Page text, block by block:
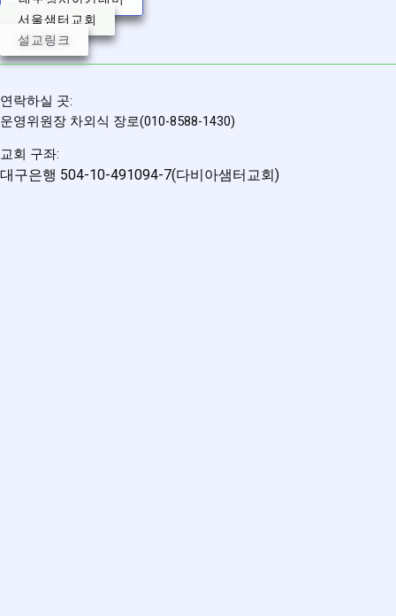
서울샘터교회
설교링크
연락하실 곳:
운영위원장 차외식 장로(010-8588-1430)
교회 구좌:
대구은행 504-10-491094-7(다비아샘터교회)